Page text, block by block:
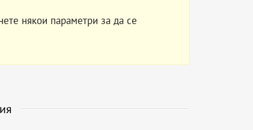
някои параметри за да се